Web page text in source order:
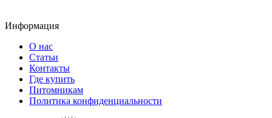
Информация
О нас
Статьи
Контакты
Где купить
Питомникам
Политика конфиденциальности